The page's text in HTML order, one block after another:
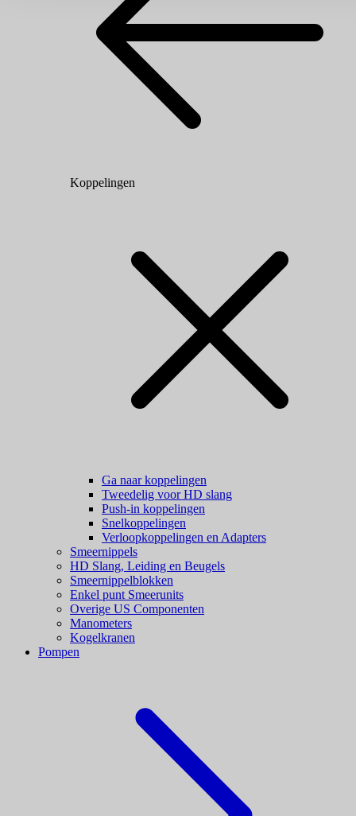
Koppelingen
Ga naar koppelingen
Tweedelig voor HD slang
Push-in koppelingen
Snelkoppelingen
Verloopkoppelingen en Adapters
Smeernippels
HD Slang, Leiding en Beugels
Smeernippelblokken
Enkel punt Smeerunits
Overige US Componenten
Manometers
Kogelkranen
Pompen